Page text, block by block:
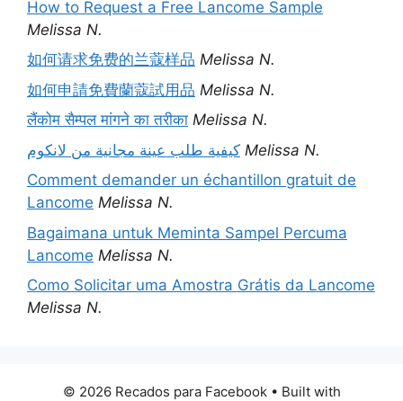
How to Request a Free Lancome Sample
Melissa N.
如何请求免费的兰蔻样品 Melissa N.
如何申請免費蘭蔻試用品 Melissa N.
लैंकोम सैम्पल मांगने का तरीका Melissa N.
كيفية طلب عينة مجانية من لانكوم Melissa N.
Comment demander un échantillon gratuit de
Lancome Melissa N.
Bagaimana untuk Meminta Sampel Percuma
Lancome Melissa N.
Como Solicitar uma Amostra Grátis da Lancome
Melissa N.
© 2026 Recados para Facebook• Built with